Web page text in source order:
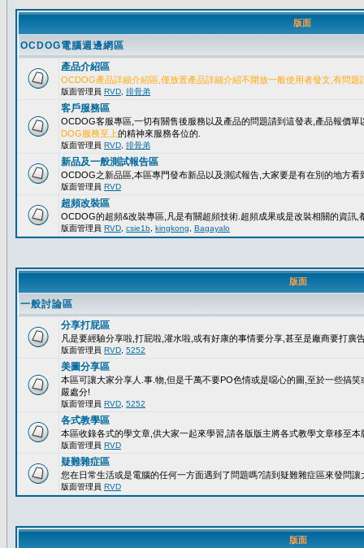
版面
OCDOG電腦週邊網區
產品介紹區
OCDOG產品詳細介紹區,僅放置產品詳細介紹不開放一般使用者發文,有問題
版面管理員 RVD 排骨弟
客戶服務區
OCDOG客服專區,一切有關售後服務以及產品的問題請到這發表,產品報價
DOG服務至上的精神來服務各位的.
版面管理員 RVD 排骨弟
新品及一般測試報告區
OCDOG之新品區,本區專門發布新品以及測試報告,大家要是有在別的地方看
版面管理員 RVD
超頻改裝區
OCDOG的超頻&改裝專區,凡是有關超頻技術.超頻成果或是改裝相關的資訊,
版面管理員 RVD csie1b kingkong Bagayalo
版面
一般討論區
分享打屁區
凡是要經驗分享啦,打屁啦,灌水啦,或有好康的事情要分享,甚至是廠商要打廣
版面管理員 RVD 5252
美圖分享區
本區可讓大家分享人.事.物,但是千萬不要PO色情或是噁心的圖,至於一些搞
嚴處分!
版面管理員 RVD 5252
各式教學區
本區收錄各式的學文章,供大家一起來學習,請各版版主將各式教學文章移至本
版面管理員 RVD
疑難雜症區
您在日常生活或是電腦的任何一方面遇到了問題嗎?請到疑難雜症區來發問讓
版面管理員 RVD
版面